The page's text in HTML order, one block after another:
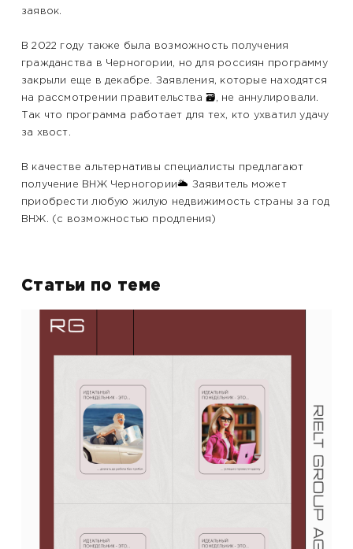
заявок.
В 2022 году также была возможность получения
гражданства в Черногории, но для россиян программу
закрыли еще в декабре. Заявления, которые находятся
на рассмотрении правительства 🗃, не аннулировали.
Так что программа работает для тех, кто ухватил удачу
за хвост.
В качестве альтернативы специалисты предлагают
получение ВНЖ Черногории🌥 Заявитель может
приобрести любую жилую недвижимость страны за год
ВНЖ. (с возможностью продления)
Статьи по теме